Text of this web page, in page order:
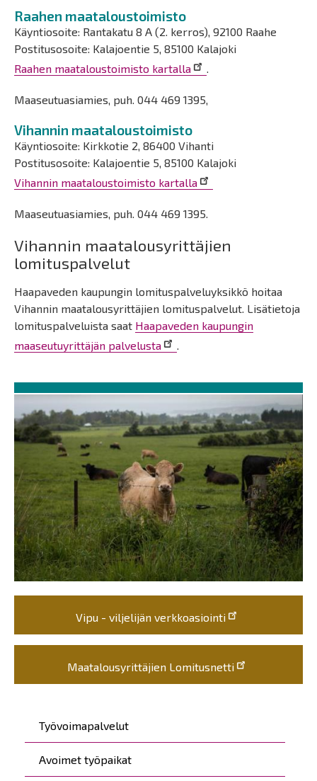
Päävalikko
Työvoimapalvelut
Avoimet työpaikat
Raahen maataloustoimisto
Käyntiosoite: Rantakatu 8 A (2. kerros), 92100 Raahe
Postitusosoite: Kalajoentie 5, 85100 Kalajoki
Raahen maataloustoimisto kartalla
.
Maaseutuasiamies, puh. 044 469 1395,
Vihannin maataloustoimisto
Käyntiosoite: Kirkkotie 2, 86400 Vihanti
Postitusosoite: Kalajoentie 5, 85100 Kalajoki
Vihannin maataloustoimisto kartalla
Maaseutuasiamies, puh. 044 469 1395.
Vihannin maatalousyrittäjien
lomituspalvelut
Haapaveden kaupungin lomituspalveluyksikkö hoitaa
Vihannin maatalousyrittäjien lomituspalvelut. Lisätietoja
lomituspalveluista saat Haapaveden kaupungin
maaseutuyrittäjän palvelusta
.
Vipu - viljelijän verkkoasiointi
Maatalousyrittäjien Lomitusnetti